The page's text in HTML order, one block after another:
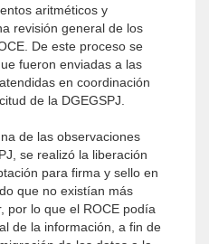
aritméticos y
revisión general de los
De este proceso se
fueron enviadas a las
en coordinación
de la DGEGSPJ.
de las observaciones
se realizó la liberación
para firma y sello en
que no existían más
por lo que el ROCE podía
de la información, a fin de